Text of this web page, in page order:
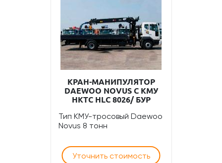
КРАН-МАНИПУЛЯТОР
DAEWOO NOVUS С КМУ
НКТС HLC 8026/ БУР
Тип КМУ-тросовый Daewoo
Novus 8 тонн
Уточнить стоимость